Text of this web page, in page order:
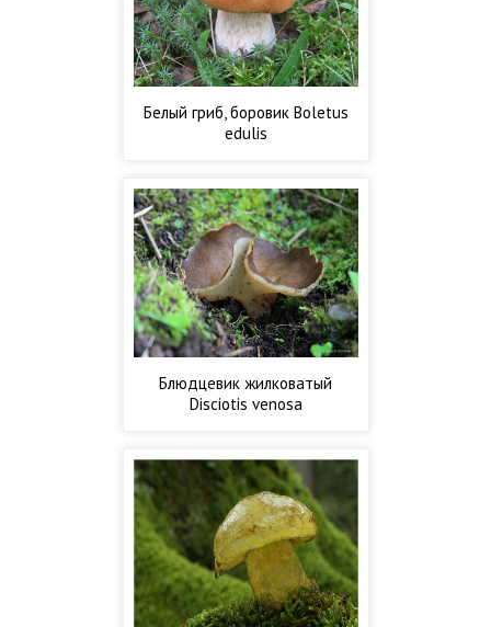
Белый гриб, боровик Boletus
edulis
Блюдцевик жилковатый
Disciotis venosa